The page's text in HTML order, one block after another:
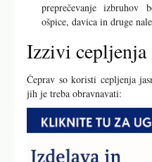
preprečevanje
ošpice, davica in druge
Izzivi cepljenja
Čeprav so koristi cepljenja
jih je treba obravnavati: